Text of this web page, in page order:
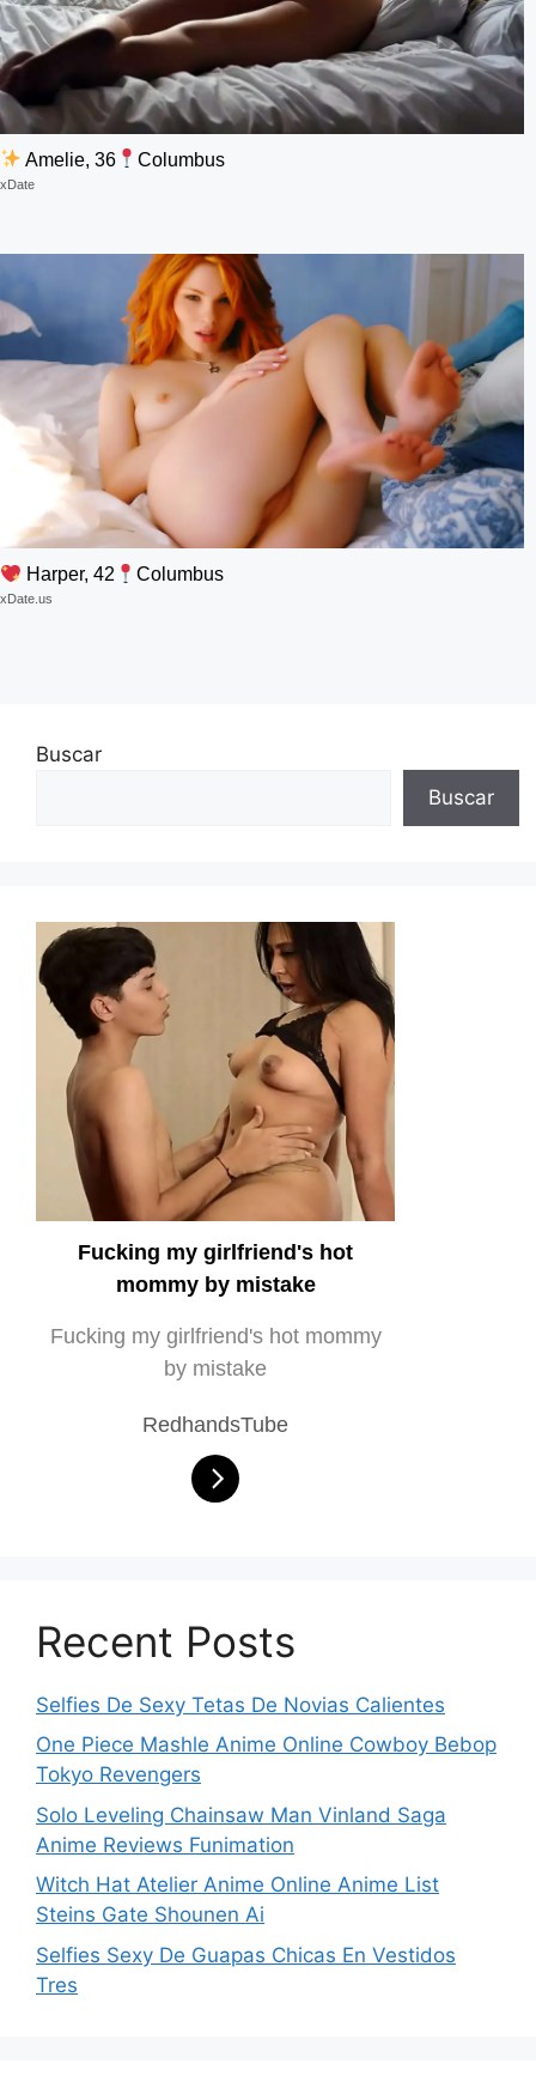
Amelie, 36 Columbus
xDate
Harper, 42 Columbus
xDate.us
Buscar
Buscar
Fucking my girlfriend's hot
mommy by mistake
Fucking my girlfriend's hot mommy
by mistake
RedhandsTube
Recent Posts
Selfies De Sexy Tetas De Novias Calientes
One Piece Mashle Anime Online Cowboy Bebop
Tokyo Revengers
Solo Leveling Chainsaw Man Vinland Saga
Anime Reviews Funimation
Witch Hat Atelier Anime Online Anime List
Steins Gate Shounen Ai
Selfies Sexy De Guapas Chicas En Vestidos
Tres